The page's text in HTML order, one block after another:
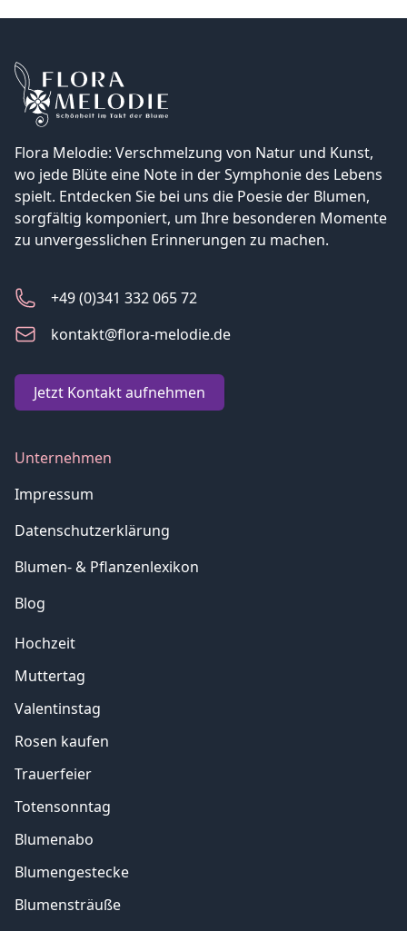
Flora Melodie: Verschmelzung von Natur und Kunst,
wo jede Blüte eine Note in der Symphonie des Lebens
spielt. Entdecken Sie bei uns die Poesie der Blumen,
sorgfältig komponiert, um Ihre besonderen Momente
zu unvergesslichen Erinnerungen zu machen.
+49 (0)341 332 065 72
kontakt@flora-melodie.de
Jetzt Kontakt aufnehmen
Unternehmen
Impressum
Datenschutzerklärung
Blumen- & Pflanzenlexikon
Blog
Hochzeit
Muttertag
Valentinstag
Rosen kaufen
Trauerfeier
Totensonntag
Blumenabo
Blumengestecke
Blumensträuße